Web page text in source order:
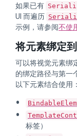
如果已有
UI 而遍历
示例，请参阅不使
将元素绑定
可以将视觉元素绑
的绑定路径与第一
以下元素结合使用：
标签）